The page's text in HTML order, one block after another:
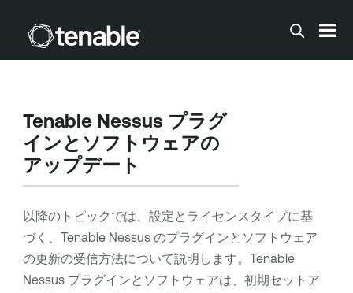
メインコンテンツに移動する
Tenable Nessus プラグ
インとソフトウェアの
アップデート
以降のトピックでは、設定とライセンスタイプに基
づく、 Tenable Nessusのプラグインとソフトウェア
の更新の受信方法について説明します。 Tenable
Nessusプラグインとソフトウェアは、初期セットア